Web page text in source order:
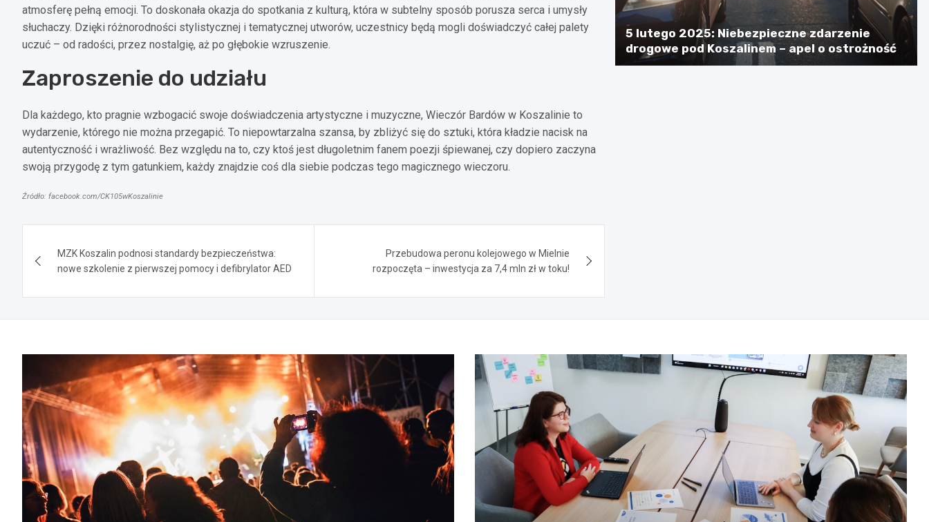
atmosferę pełną emocji. To doskonała okazja do spotkania z kulturą, która w subtelny sposób porusza serca i umysły
słuchaczy. Dzięki różnorodności stylistycznej i tematycznej utworów, uczestnicy będą mogli doświadczyć całej palety
uczuć – od radości, przez nostalgię, aż po głębokie wzruszenie.
Zaproszenie do udziału
Dla każdego, kto pragnie wzbogacić swoje doświadczenia artystyczne i muzyczne, Wieczór Bardów w Koszalinie to
wydarzenie, którego nie można przegapić. To niepowtarzalna szansa, by zbliżyć się do sztuki, która kładzie nacisk na
autentyczność i wrażliwość. Bez względu na to, czy ktoś jest długoletnim fanem poezji śpiewanej, czy dopiero zaczyna
swoją przygodę z tym gatunkiem, każdy znajdzie coś dla siebie podczas tego magicznego wieczoru.
Źródło: facebook.com/CK105wKoszalinie
wpisuMZK Koszalin podnosi standardy bezpieczeństwa:
nowe szkolenie z pierwszej pomocy i defibrylator AED
Przebudowa peronu kolejowego w Mielnie
rozpoczęta – inwestycja za 7,4 mln zł w toku!
5 lutego 2025: Niebezpieczne zdarzenie
drogowe pod Koszalinem – apel o ostrożność